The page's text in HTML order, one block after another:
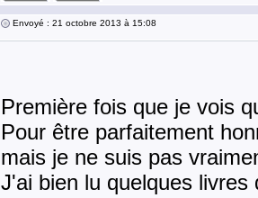
Envoyé : 21 octobre 2013 à 15:08
Première fois que je vois
Pour être parfaitement
mais je ne suis pas
J'ai bien lu quelques